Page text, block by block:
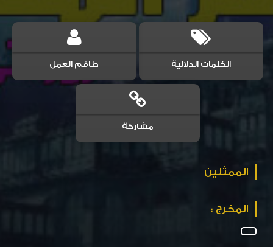
الكلمات الدلالية طاقم العمل
مشاركة
الممثلين
المخرج :